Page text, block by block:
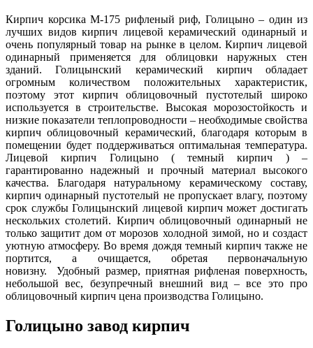
Кирпич корсика М-175 рифленый риф, Голицыно – один из
лучших видов кирпич лицевой керамический одинарный и
очень популярный товар на рынке в целом. Кирпич лицевой
одинарный применяется для облицовки наружных стен
зданий. Голицынский керамический кирпич обладает
огромным количеством положительных характеристик,
поэтому этот кирпич облицовочный пустотелый широко
используется в строительстве. Высокая морозостойкость и
низкие показатели теплопроводности – необходимые свойства
кирпич облицовочный керамический, благодаря которым в
помещении будет поддерживаться оптимальная температура.
Лицевой кирпич Голицыно ( темный кирпич ) –
гарантированно надежный и прочный материал высокого
качества. Благодаря натуральному керамическому составу,
кирпич одинарный пустотелый не пропускает влагу, поэтому
срок службы Голицынский лицевой кирпич может достигать
нескольких столетий. Кирпич облицовочный одинарный не
только защитит дом от морозов холодной зимой, но и создаст
уютную атмосферу. Во время дождя темный кирпич также не
портится, а очищается, обретая первоначальную
новизну. Удобный размер, приятная рифленая поверхность,
небольшой вес, безупречный внешний вид – все это про
облицовочный кирпич цена производства Голицыно.
Голицыно завод кирпич